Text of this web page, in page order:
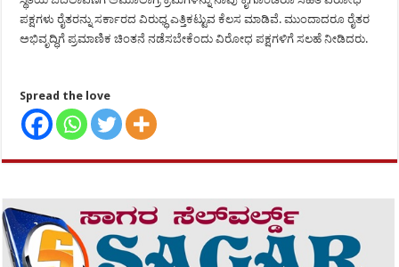
ಪಕ್ಷಗಳು ರೈತರನ್ನು ಸರ್ಕಾರದ ವಿರುಧ್ಧ ಎತ್ತಿಕಟ್ಟುವ ಕೆಲಸ ಮಾಡಿವೆ. ಮುಂದಾದರೂ ರೈತರ
ಅಭಿವೃದ್ಧಿಗೆ ಪ್ರಮಾಣಿಕ ಚಿಂತನೆ ನಡೆಸಬೇಕೆಂದು ವಿರೋಧ ಪಕ್ಷಗಳಿಗೆ ಸಲಹೆ ನೀಡಿದರು.
Spread the love